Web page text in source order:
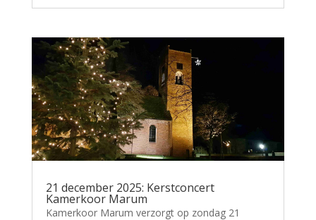
21 december 2025: Kerstconcert
Kamerkoor Marum
Kamerkoor Marum verzorgt op zondag 21